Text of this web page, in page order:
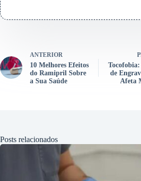
ANTERIOR
10 Melhores Efeitos
do Ramipril Sobre
a Sua Saúde
de
Afeta
Posts relacionados